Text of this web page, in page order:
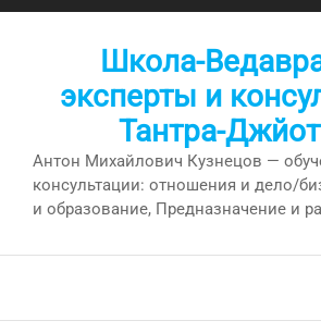
Перейти
Школа-
эксперты и
Тантра-
Антон Михайлович Кузнецов —
консультации: отношения и дело/
и образование, Предназначение и